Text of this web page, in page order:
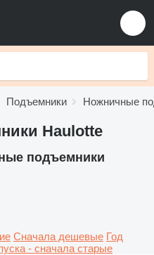
Подъемники Ножничные
Haulotte
подъемники
Сначала дешевые Год
- сначала старые